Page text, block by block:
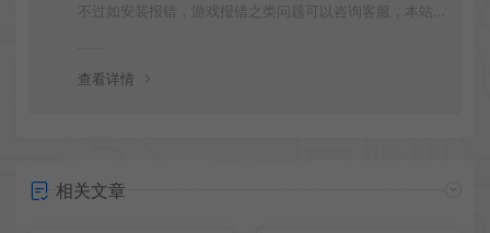
不过如安装报错，游戏报错之类问题可以咨询客服，本站
查看详情
相关文章